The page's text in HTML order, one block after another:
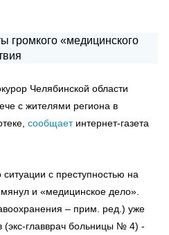
Челябинской области
с жителями региона в
сообщаетинтернет-газета
с преступностью на
и «медицинское дело».
– прим. ред.) уже
(экс-главврач больницы № 4) -